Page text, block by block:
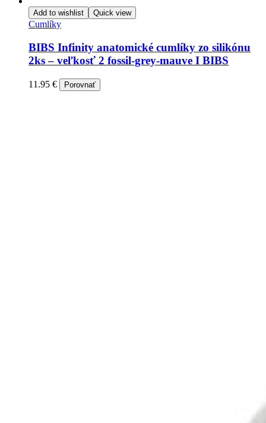
Add to wishlist Quick view
Cumlíky
BIBS Infinity anatomické cumlíky zo silikónu
2ks – veľkosť 2 fossil-grey-mauve I BIBS
11.95 € Porovnať